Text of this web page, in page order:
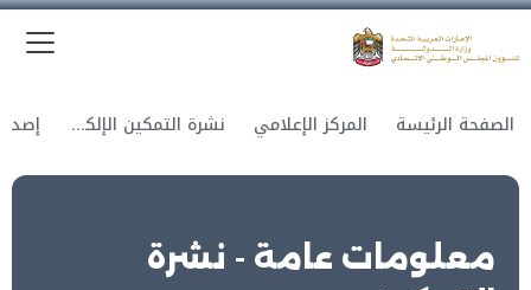
الصفحة الرئيسة المركز الإعلامي نشرة التمكين الإلكترونية
معلومات عامة - نشرة